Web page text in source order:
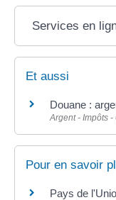
Services en
Et aussi
Douane :
Argent - Impôts
Pour en savoir
Pays de